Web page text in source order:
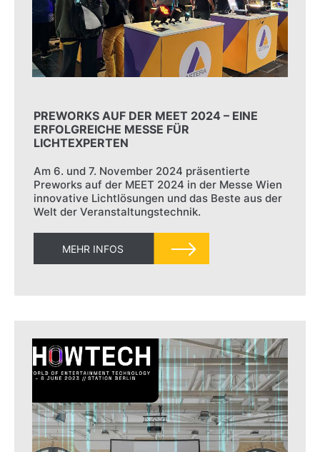
PREWORKS AUF DER MEET 2024 – EINE
ERFOLGREICHE MESSE FÜR
LICHTEXPERTEN
Am 6. und 7. November 2024 präsentierte
Preworks auf der MEET 2024 in der Messe Wien
innovative Lichtlösungen und das Beste aus der
Welt der Veranstaltungstechnik.
MEHR INFOS